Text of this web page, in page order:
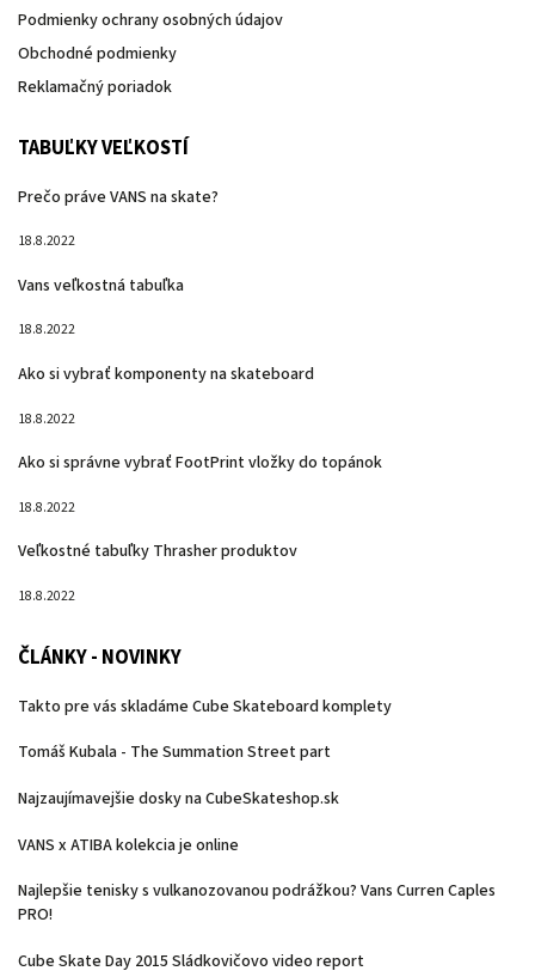
Podmienky ochrany osobných údajov
Obchodné podmienky
Reklamačný poriadok
TABUĽKY VEĽKOSTÍ
Prečo práve VANS na skate?
18.8.2022
Vans veľkostná tabuľka
18.8.2022
Ako si vybrať komponenty na skateboard
18.8.2022
Ako si správne vybrať FootPrint vložky do topánok
18.8.2022
Veľkostné tabuľky Thrasher produktov
18.8.2022
ČLÁNKY - NOVINKY
Takto pre vás skladáme Cube Skateboard komplety
Tomáš Kubala - The Summation Street part
Najzaujímavejšie dosky na CubeSkateshop.sk
VANS x ATIBA kolekcia je online
Najlepšie tenisky s vulkanozovanou podrážkou? Vans Curren Caples
PRO!
Cube Skate Day 2015 Sládkovičovo video report